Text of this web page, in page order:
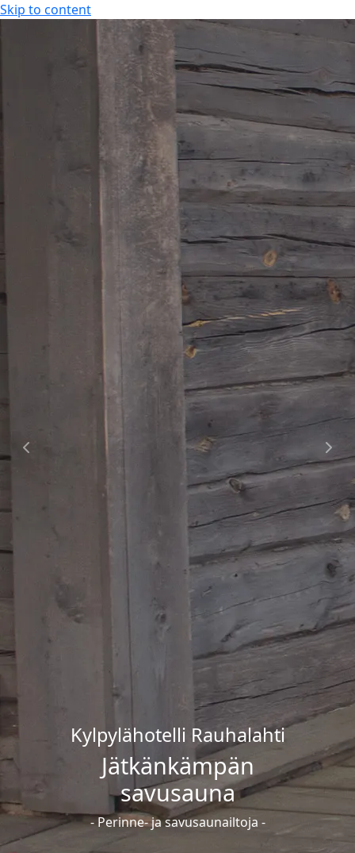
Skip to content
KOKOUS-, LOMA- JA VIIHDEKESKUS
KOKOUS-, LOMA- JA VIIHDEKESKUS
Ajankohtaiset tarjoukset
Paketit & lomat
Aukioloajat & hinnat
Hieronnat & hoidot
Kuntosali & ryhmäliikunta
Tilaussauna & yksityiskylpylä
Lasten synttärit
Ravintolat
Ruokailut
Pikkujoulut
Ravintolat
Juhlat & tilausruokailut
Kylpylähotelli Rauhalahti
Jätkänkämpän
savusauna
- Perinne- ja savusaunailtoja -